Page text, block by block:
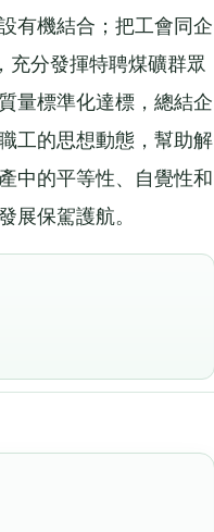
有機結合；把工會同企
充分發揮特聘煤礦群眾
量標準化達標，總結企
工的思想動態，幫助解
中的平等性、自覺性和
展保駕護航。